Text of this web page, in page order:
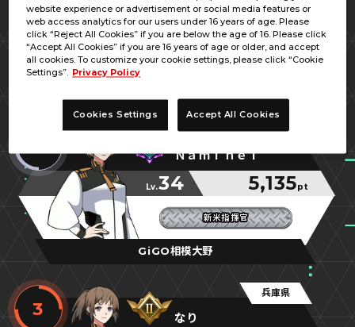
Lv.45 5,357pt
覇神王
覇神王
覇神王
神奈川県
Ｎａｍｉｈｅｉ
Lv.34 5,135pt
新米指揮官
新米指揮官
新米指揮官
GiGO相模大野
3
兵庫県
なり
website experience or advertisement or social media features or
web access analytics for our users under 16 years of age. Please
click “Reject All Cookies” if you are below the age of 16. Please click
“Accept All Cookies” if you are 16 years of age or older, and accept
all cookies. To customize your cookie settings, please click “Cookie
Settings”. Privacy Policy
Cookies Settings Accept All Cookies